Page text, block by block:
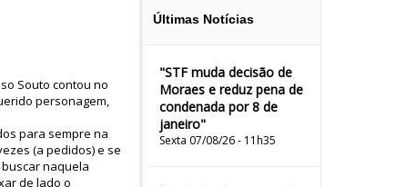
Últimas Notícias
"STF muda decisão de
Moraes e reduz pena de
condenada por 8 de
janeiro"
Sexta 07/08/26 - 11h35
Souto contou no
personagem,
para sempre na
(a pedidos) e se
naquela
de lado o